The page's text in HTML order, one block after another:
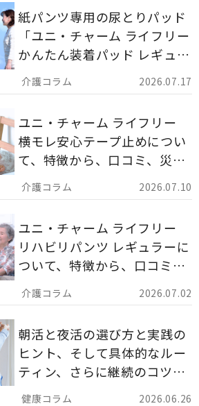
2026.07.17
紙パンツ専用の尿とりパッド
「ユニ・チャーム ライフリー
かんたん装着パッド レギュラ
ー 計162枚」について解説し
ます。
2026.07.10
ユニ・チャーム ライフリー
横モレ安心テープ止めについ
て、特徴から、口コミ、災害
備蓄としての活用法まで分か
りやすく解説します。
2026.07.02
ユニ・チャーム ライフリー
リハビリパンツ レギュラーに
ついて、特徴から、口コミ、
災害備蓄としての活用法まで
分かりやすく解説します。
2026.06.26
朝活と夜活の選び方と実践の
ヒント、そして具体的なルー
ティン、さらに継続のコツま
でを詳しくご紹介します。